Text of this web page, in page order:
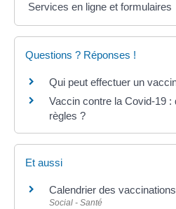
Services en ligne et formulaires
Questions ? Réponses !
Qui peut effectuer un
Vaccin contre la Covid-19 :
règles ?
Et aussi
Calendrier des vaccinations
Social - Santé